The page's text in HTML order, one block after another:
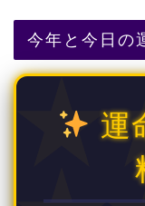
今年と今日の
運